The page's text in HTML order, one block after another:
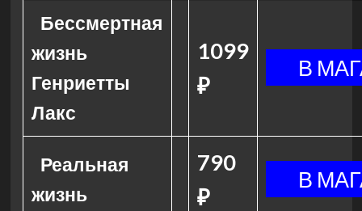
Бессмертная
жизнь
Генриетты
Лакс
1099
₽
Реальная
жизнь
790
₽